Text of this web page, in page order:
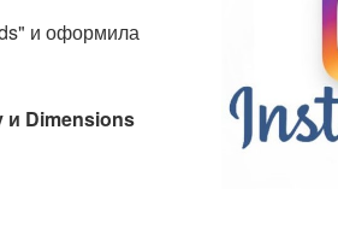
и оформила
и Dimensions